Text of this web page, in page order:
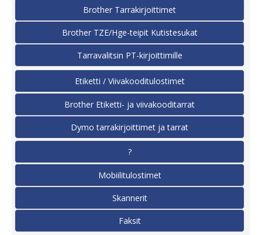
Brother Tarrakirjoittimet
Brother TZE/Hge-teipit Kutistesukat
Tarravalitsin PT-kirjoittimille
Etiketti / Viivakooditulostimet
Brother Etiketti- ja viivakooditarrat
Dymo tarrakirjoittimet ja tarrat
?
Mobiilitulostimet
Skannerit
Faksit